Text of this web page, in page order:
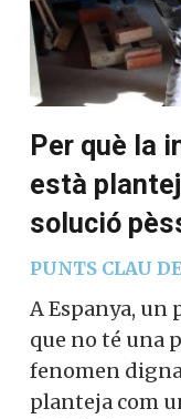
Per què la
està
solució
PUNTS CLAU
A Espanya, un
que no té una
fenomen
planteja com